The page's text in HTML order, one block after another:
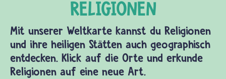
Mit unserer Weltkarte kannst du Religionen
und ihre heiligen Stätten auch geographisch
entdecken. Klick auf die Orte und erkunde
Religionen auf eine neue Art.